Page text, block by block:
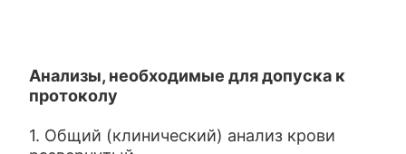
Анализы, необходимые для допуска к
протоколу
1. Общий (клинический) анализ крови